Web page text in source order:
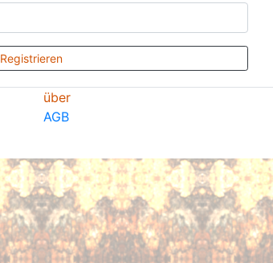
Registrieren
über
AGB